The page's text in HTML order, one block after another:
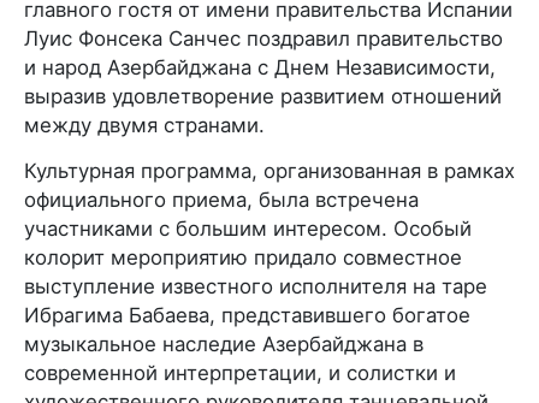
главного гостя от имени правительства Испании
Луис Фонсека Санчес поздравил правительство
и народ Азербайджана с Днем Независимости,
выразив удовлетворение развитием отношений
между двумя странами.
Культурная программа, организованная в рамках
официального приема, была встречена
участниками с большим интересом. Особый
колорит мероприятию придало совместное
выступление известного исполнителя на таре
Ибрагима Бабаева, представившего богатое
музыкальное наследие Азербайджана в
современной интерпретации, и солистки и